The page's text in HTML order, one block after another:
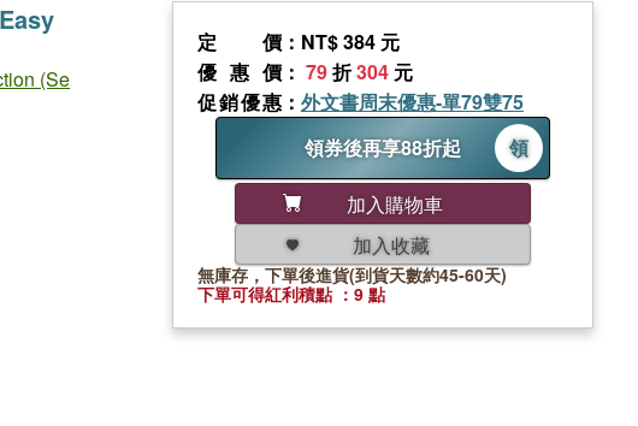
(Se
定價 ：NT$ 384 元
優惠價 ： 79折304 元
促銷優惠 ： 外文書周末優惠-單79雙75
領券後再享88折起
領
加入購物車
加入收藏
無庫存，下單後進貨(到貨天數約45-60天)
下單可得紅利積點 ：9 點